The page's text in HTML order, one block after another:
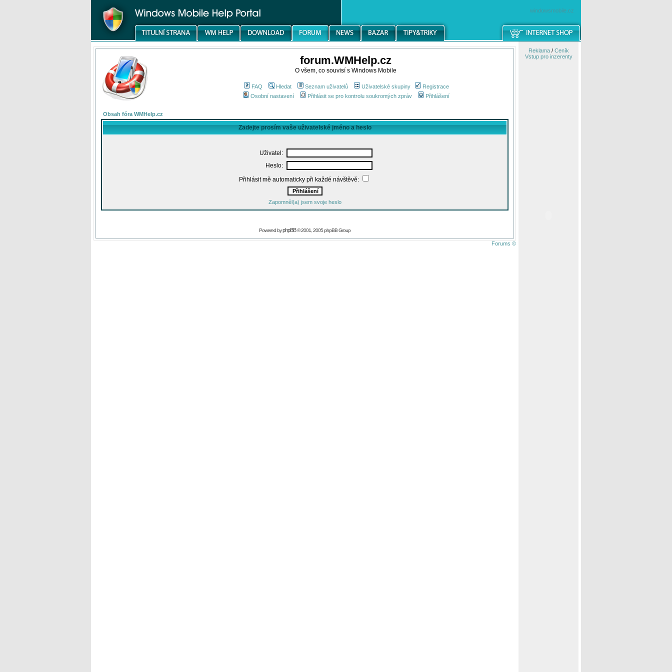
windowsmobile.cz
forum.WMHelp.cz
O všem, co souvisí s Windows Mobile
FAQ Hledat Seznam uživatelů Uživatelské skupiny
Registrace
Osobní nastavení
Přihlásit se pro kontrolu soukromých zpráv Přihlášení
Obsah fóra WMHelp.cz
Zadejte prosím vaše uživatelské jméno a heslo
Uživatel:
Heslo:
Přihlásit mě automaticky při každé návštěvě:
Zapomněl(a) jsem svoje heslo
Powered byphpBB© 2001, 2005 phpBB Group
Forums ©
Reklama/ Ceník
Vstup pro inzerenty